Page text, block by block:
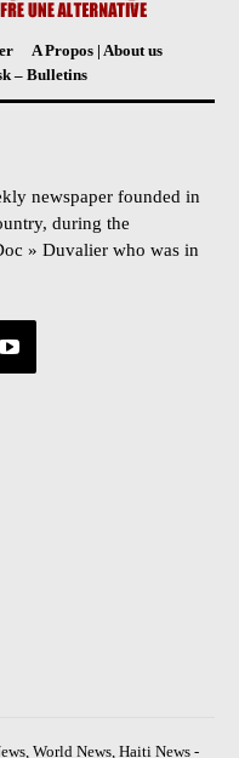
A Propos | About us
– Bulletins
newspaper founded in
during the
» Duvalier who was in
World News, Haiti News -